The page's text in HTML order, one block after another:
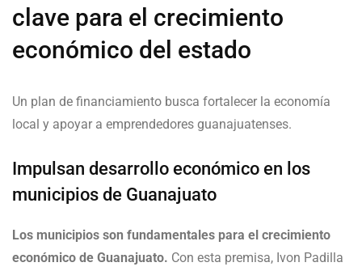
clave para el crecimiento
económico del estado
Un plan de financiamiento busca fortalecer la economía
local y apoyar a emprendedores guanajuatenses.
Impulsan desarrollo económico en los
municipios de Guanajuato
Los municipios son fundamentales para el crecimiento
económico de Guanajuato. Con esta premisa, Ivon Padilla